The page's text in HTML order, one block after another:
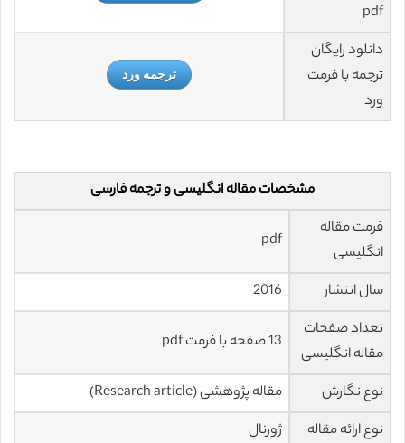
pdf
دانلود رایگان
ترجمه با فرمت
ورد
ترجمه ورد
مشخصات مقاله انگلیسی و ترجمه فارسی
فرمت مقاله
انگلیسی
pdf
سال انتشار
2016
تعداد صفحات
مقاله انگلیسی
13 صفحه با فرمت pdf
نوع نگارش
مقاله پژوهشی (Research article)
نوع ارائه مقاله
ژورنال